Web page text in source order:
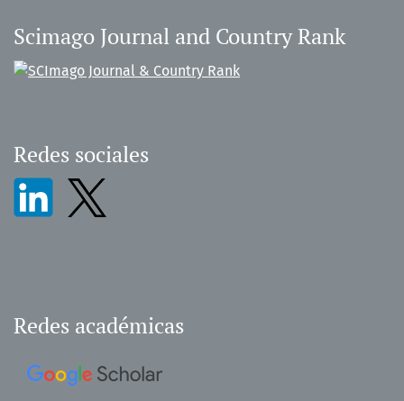
Scimago Journal and Country Rank
Redes sociales
Redes académicas